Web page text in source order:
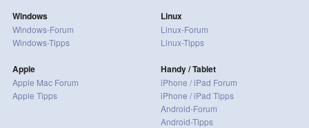
Windows
Windows-Forum
Windows-Tipps
Apple
Apple Mac Forum
Apple Tipps
Linux
Linux-Forum
Linux-Tipps
Handy / Tablet
iPhone / iPad Forum
iPhone / iPad Tipps
Android-Forum
Android-Tipps